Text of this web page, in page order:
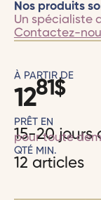
Nos produits
Un spécialiste
Contactez-
À PARTIR DE
1281$
PRÊT EN
15-20 jours
pour toute
QTÉ MIN.
12 articles